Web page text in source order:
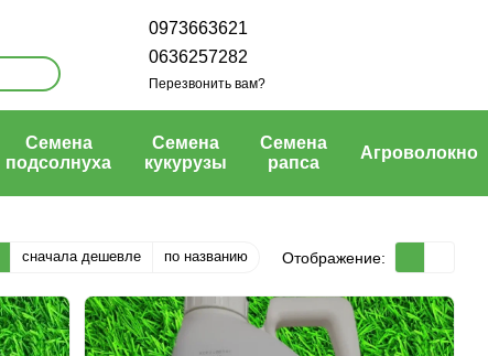
0973663621
0636257282
Перезвонить вам?
Семена
подсолнуха
Семена
кукурузы
Семена
рапса
Агроволокно
сначала дешевле по названию Отображение: